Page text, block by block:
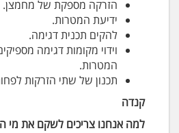
הזרקה מספקת של מחמצן.
ידיעת המטרות.
להקים תכנית דגימה.
וידוי מקומות דגימה
המטרות.
תכנון של שתי הזרקות
קנדה
למה אנחנו צריכים לשקם את מי